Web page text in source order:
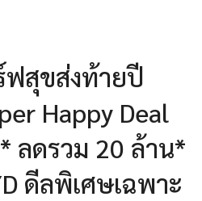
ฟสุขส่งท้ายปี
Happy Deal
ลดรวม 20 ล้าน*
ดีลพิเศษเฉพาะ